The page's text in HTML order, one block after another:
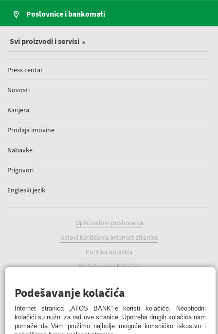
Poslovnice i bankomati
Svi proizvodi i servisi
Press centar
Novosti
Karijera
Prodaja imovine
Nabavke
Prigovori
Engleski jezik
Opšti uslovi poslovanja
Uslovi korišćenja internet stranice
Politika kolačića
Podešavanje kolačića
ATOS BANK Online
Podešavanje kolačića
Internet stranica „ATOS BANK“-e koristi kolačiće. Neophodni
kolačići su nužni za rad ove stranice. Upotreba drugih kolačića nam
pomaže da Vam pružimo najbolje moguće korisničko iskustvo i